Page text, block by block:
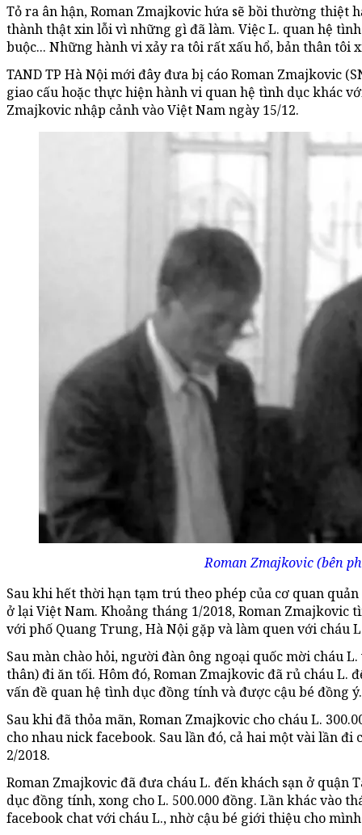
Tỏ ra ân hận, Roman Zmajkovic hứa sẽ bồi thường thiệt
thành thật xin lỗi vì những gì đã làm. Việc L. quan hệ
buộc... Những hành vi xảy ra tôi rất xấu hổ, bản thân tôi
TAND TP Hà Nội mới đây đưa bị cáo Roman Zmajkovic
giao cấu hoặc thực hiện hành vi quan hệ tình dục khác
Zmajkovic nhập cảnh vào Việt Nam ngày 15/12.
Roman Zmajkovic (bên
Sau khi hết thời hạn tạm trú theo phép của cơ quan
ở lại Việt Nam. Khoảng tháng 1/2018, Roman Zmajkovic
với phố Quang Trung, Hà Nội gặp và làm quen với cháu
Sau màn chào hỏi, người đàn ông ngoại quốc mời cháu
thân) đi ăn tối. Hôm đó, Roman Zmajkovic đã rủ cháu L.
vấn đề quan hệ tình dục đồng tính và được cậu bé đồng ý.
Sau khi đã thỏa mãn, Roman Zmajkovic cho cháu L.
cho nhau nick facebook. Sau lần đó, cả hai một vài lần
2/2018.
Roman Zmajkovic đã đưa cháu L. đến khách sạn ở quận
dục đồng tính, xong cho L. 500.000 đồng. Lần khác vào
facebook chat với cháu L., nhờ cậu bé giới thiệu cho